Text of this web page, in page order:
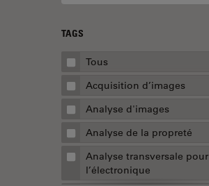
TAGS
Tous
Acquisition d’images
Analyse d'images
Analyse de la propreté
Analyse transversale pour
l’électronique